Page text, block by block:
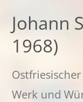
springen
Johann
1968)
Werk und